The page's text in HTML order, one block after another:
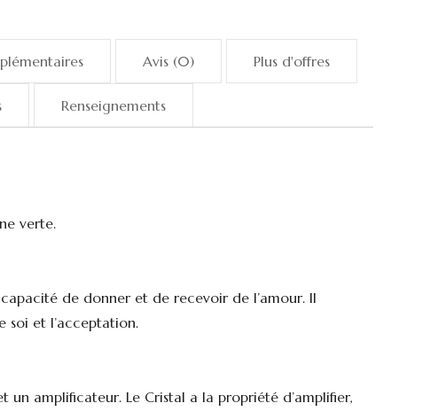
Avis (0) Plus d'offres
Renseignements
verte.
de donner et de recevoir de l’amour. Il
soi et l’acceptation.
amplificateur. Le Cristal a la propriété d’amplifier,